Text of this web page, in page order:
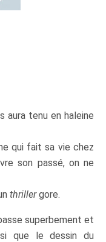
aura tenu en haleine
qui fait sa vie chez
son passé, on ne
thrillergore.
superbement et
que le dessin du